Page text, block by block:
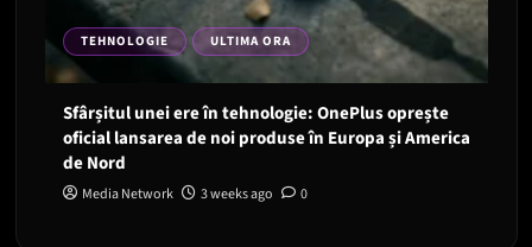
TEHNOLOGIE ULTIMA ORA
Sfârșitul unei ere în tehnologie: OnePlus oprește
oficial lansarea de noi produse în Europa și America
de Nord
Media Network 3 weeks ago 0